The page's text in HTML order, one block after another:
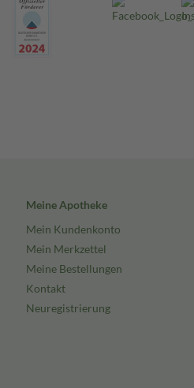
Meine Apotheke
Mein Kundenkonto
Mein Merkzettel
Meine Bestellungen
Kontakt
Neuregistrierung